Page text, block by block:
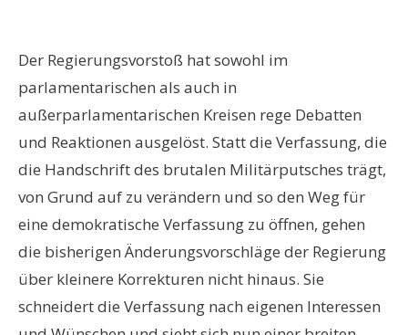
Der Regierungsvorstoß hat sowohl im
parlamentarischen als auch in
außerparlamentarischen Kreisen rege Debatten
und Reaktionen ausgelöst. Statt die Verfassung, die
die Handschrift des brutalen Militärputsches trägt,
von Grund auf zu verändern und so den Weg für
eine demokratische Verfassung zu öffnen, gehen
die bisherigen Änderungsvorschläge der Regierung
über kleinere Korrekturen nicht hinaus. Sie
schneidert die Verfassung nach eigenen Interessen